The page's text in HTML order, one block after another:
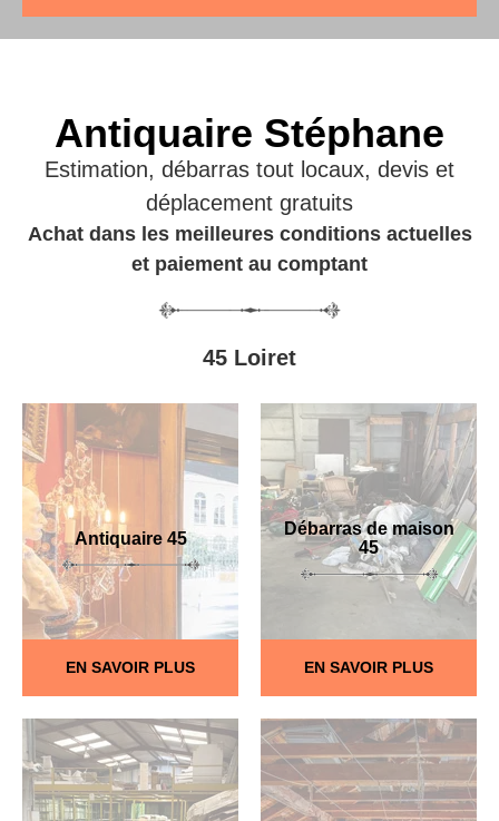
Antiquaire Stéphane
Estimation, débarras tout locaux, devis et
déplacement gratuits
Achat dans les meilleures conditions actuelles
et paiement au comptant
45 Loiret
Antiquaire 45
EN SAVOIR PLUS
Débarras de maison
45
EN SAVOIR PLUS